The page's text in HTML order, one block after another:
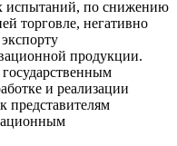
испытаний, по снижению
торговле, негативно
продукции.
и реализации
представителям